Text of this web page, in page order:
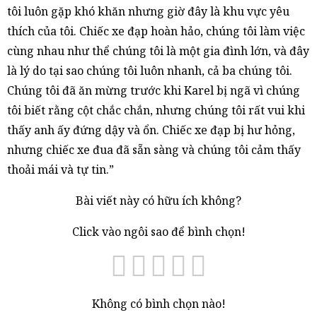
tôi luôn gặp khó khăn nhưng giờ đây là khu vực yêu
thích của tôi. Chiếc xe đạp hoàn hảo, chúng tôi làm việc
cùng nhau như thể chúng tôi là một gia đình lớn, và đây
là lý do tại sao chúng tôi luôn nhanh, cả ba chúng tôi.
Chúng tôi đã ăn mừng trước khi Karel bị ngã vì chúng
tôi biết rằng cột chắc chắn, nhưng chúng tôi rất vui khi
thấy anh ấy đứng dậy và ổn. Chiếc xe đạp bị hư hỏng,
nhưng chiếc xe đua đã sẵn sàng và chúng tôi cảm thấy
thoải mái và tự tin.”
Bài viết này có hữu ích không?
Click vào ngôi sao để bình chọn!
Không có bình chọn nào!